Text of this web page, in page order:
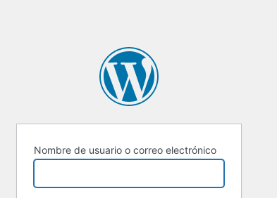
Nombre de usuario o correo electrónico